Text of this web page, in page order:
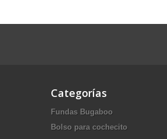
Categorías
Fundas Bugaboo
Bolso para cochecito